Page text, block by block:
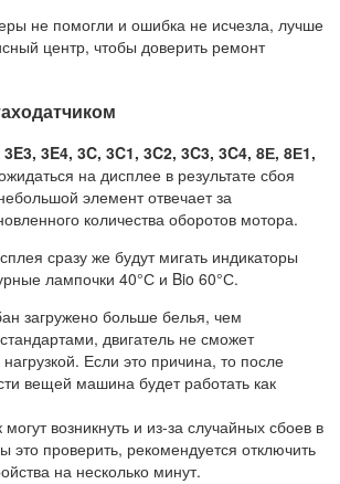
не помогли и ошибка не исчезла, лучше
центр, чтобы доверить ремонт
3E4, 3C, 3C1, 3C2, 3C3, 3C4, 8Е, 8Е1,
на дисплее в результате сбоя
элемент отвечает за
количества оборотов мотора.
сразу же будут мигать индикаторы
лампочки 40°С и Bio 60°С.
загружено больше белья, чем
двигатель не сможет
Если это причина, то после
вещей машина будет работать как
возникнуть и из-за случайных сбоев в
это проверить, рекомендуется отключить
на несколько минут.